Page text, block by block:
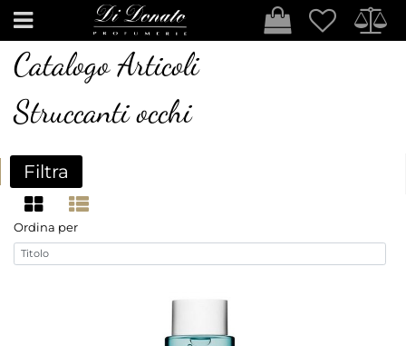
Open
Catalogo Articoli
Struccanti occhi
Filtra
Ordina per